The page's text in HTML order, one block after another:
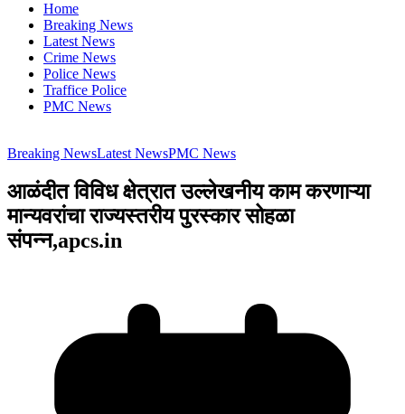
Home
Breaking News
Latest News
Crime News
Police News
Traffice Police
PMC News
Breaking NewsLatest NewsPMC News
आळंदीत विविध क्षेत्रात उल्लेखनीय काम करणाऱ्या
मान्यवरांचा राज्यस्तरीय पुरस्कार सोहळा
संपन्न,apcs.in